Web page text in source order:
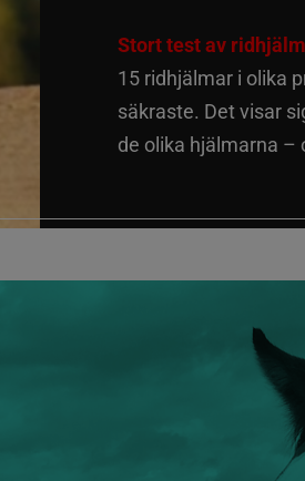
Stort test av
15 ridhjälmar i olika
säkraste. Det visar
de olika hjälmarna –